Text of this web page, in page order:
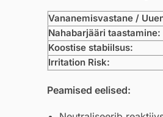
Vananemisvastane /
Nahabarjääri taastamine:
Koostise stabiilsus:
Irritation Risk:
Peamised eelised: